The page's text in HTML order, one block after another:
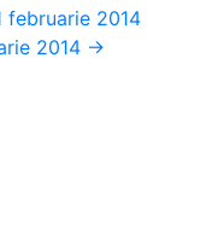
2014
2014 →